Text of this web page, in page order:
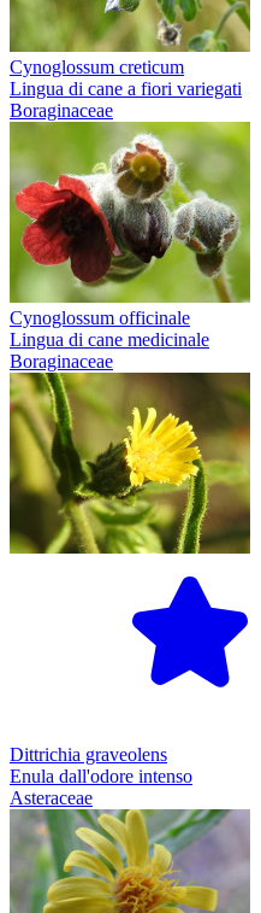
Cynoglossum creticum
Lingua di cane a fiori variegati
Boraginaceae
Cynoglossum officinale
Lingua di cane medicinale
Boraginaceae
Dittrichia graveolens
Enula dall'odore intenso
Asteraceae